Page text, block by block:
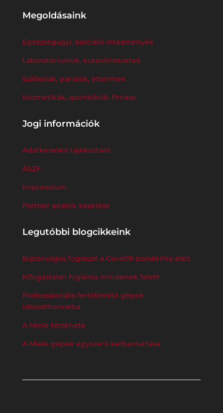
Megoldásaink
Egészségügyi, szociális intézmények
Laboratóriumok, kutatóintézetek
Szállodák, panziók, éttermek
Kozmetikák, sportkörök, fitness
Jogi információk
Adatkezelési tájékoztató
ÁSZF
Impresszum
Partner adatok kezelése
Legutóbbi blogcikkeink
Biztonságos fogászat a Covid19-pandémia alatt
Kifogástalan higiénia mindenek felett
Professzionális fertőtlenítő gépek
idősotthonokba
A Miele története
A Miele gépek egyszerű karbantartása